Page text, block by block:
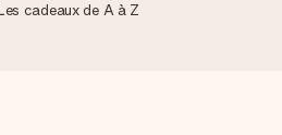
cadeaux de A à Z